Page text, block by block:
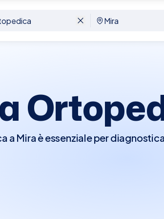
a Mira è essenziale per
come fratture, distorsioni,